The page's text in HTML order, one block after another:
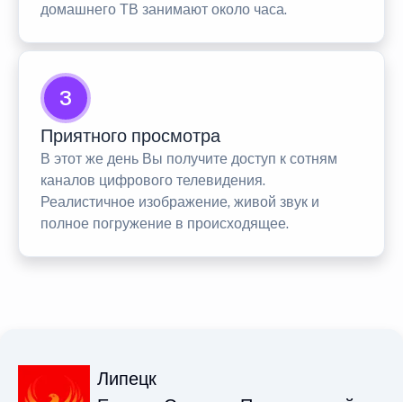
домашнего ТВ занимают около часа.
3
Приятного просмотра
В этот же день Вы получите доступ к сотням
каналов цифрового телевидения.
Реалистичное изображение, живой звук и
полное погружение в происходящее.
Липецк